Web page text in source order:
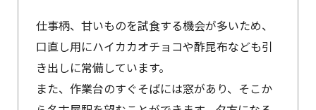
仕事柄、甘いものを試食する機会が多いため、
口直し用にハイカカオチョコや酢昆布なども引
き出しに常備しています。
また、作業台のすぐそばには窓があり、そこか